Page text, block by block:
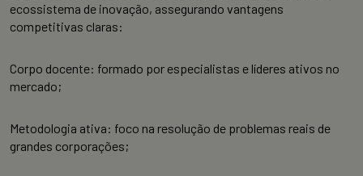
ecossistema de inovação, assegurando vantagens
competitivas claras:
Corpo docente: formado por especialistas e líderes ativos no
mercado;
Metodologia ativa: foco na resolução de problemas reais de
grandes corporações;